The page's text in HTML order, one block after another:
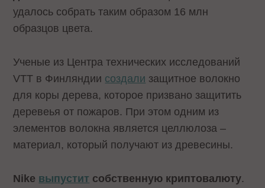
удалось собрать таким образом 16 млн
образцов цвета.
Ученые из Центра технических исследований
VTT в Финляндии создали защитное волокно
для коры дерева, которое призвано защитить
деревеья от пожаров. При этом одним из
элементов волокна является целлюлоза –
материал, который получают из древесины.
Nike выпустит собственную криптовалюту.